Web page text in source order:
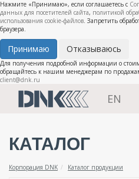
Нажмите «Принимаю», если соглашаетесь с
данных для посетителей сайта, политикой
использования cookie-файлов. Запретить
браузера.
Принимаю Отказываюсь
Для получения подробной информации о
обращайтесь к нашим менеджерам по
client@dnk.ru
EN
КАТАЛОГ
Корпорация DNK Каталог продукции